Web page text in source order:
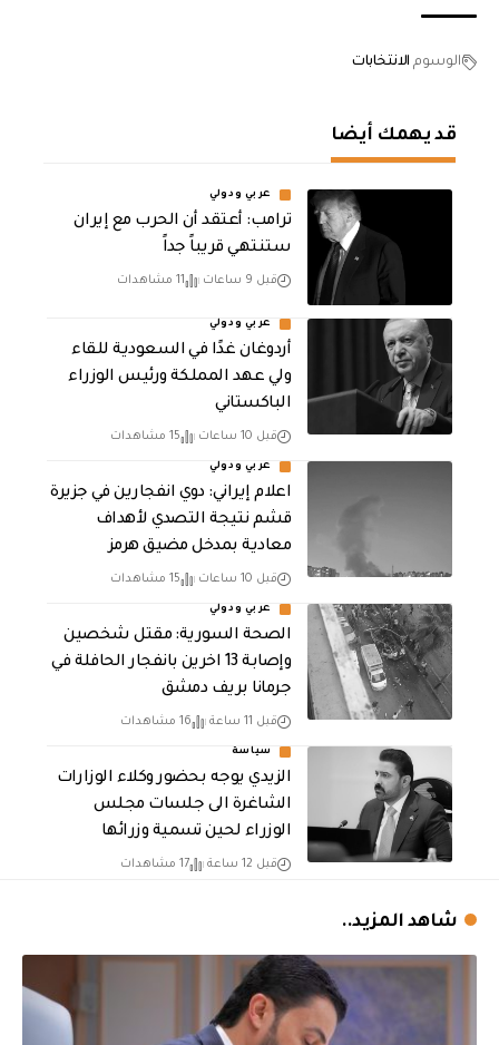
الوسوم الانتخابات
قد يهمك أيضا
عربي ودولي
‏ترامب: أعتقد أن الحرب مع إيران
ستنتهي قريباً جداً
قبل 9 ساعات 11 مشاهدات
عربي ودولي
أردوغان غدًا في السعودية للقاء
ولي عهد المملكة ورئيس الوزراء
الباكستاني
قبل 10 ساعات 15 مشاهدات
عربي ودولي
اعلام إيراني: دوي انفجارين في جزيرة
قشم نتيجة التصدي لأهداف
معادية بمدخل مضيق هرمز
قبل 10 ساعات 15 مشاهدات
عربي ودولي
الصحة السورية: مقتل شخصين
وإصابة 13 اخرين بانفجار الحافلة في
جرمانا بريف دمشق
قبل 11 ساعة 16 مشاهدات
سياسة
الزيدي يوجه بحضور وكلاء الوزارات
الشاغرة الى جلسات مجلس
الوزراء لحين تسمية وزرائها
قبل 12 ساعة 17 مشاهدات
شاهد المزيد..